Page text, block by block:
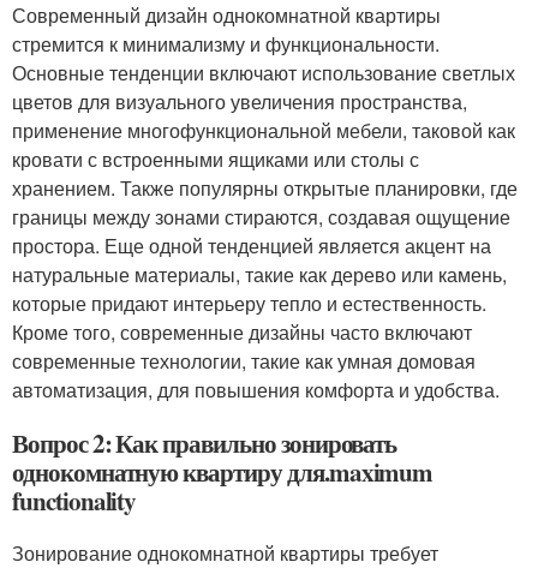
Современный дизайн однокомнатной квартиры
стремится к минимализму и функциональности.
Основные тенденции включают использование светлых
цветов для визуального увеличения пространства,
применение многофункциональной мебели, таковой как
кровати с встроенными ящиками или столы с
хранением. Также популярны открытые планировки, где
границы между зонами стираются, создавая ощущение
простора. Еще одной тенденцией является акцент на
натуральные материалы, такие как дерево или камень,
которые придают интерьеру тепло и естественность.
Кроме того, современные дизайны часто включают
современные технологии, такие как умная домовая
автоматизация, для повышения комфорта и удобства.
Вопрос 2: Как правильно зонировать
однокомнатную квартиру для.maximum
functionality
Зонирование однокомнатной квартиры требует